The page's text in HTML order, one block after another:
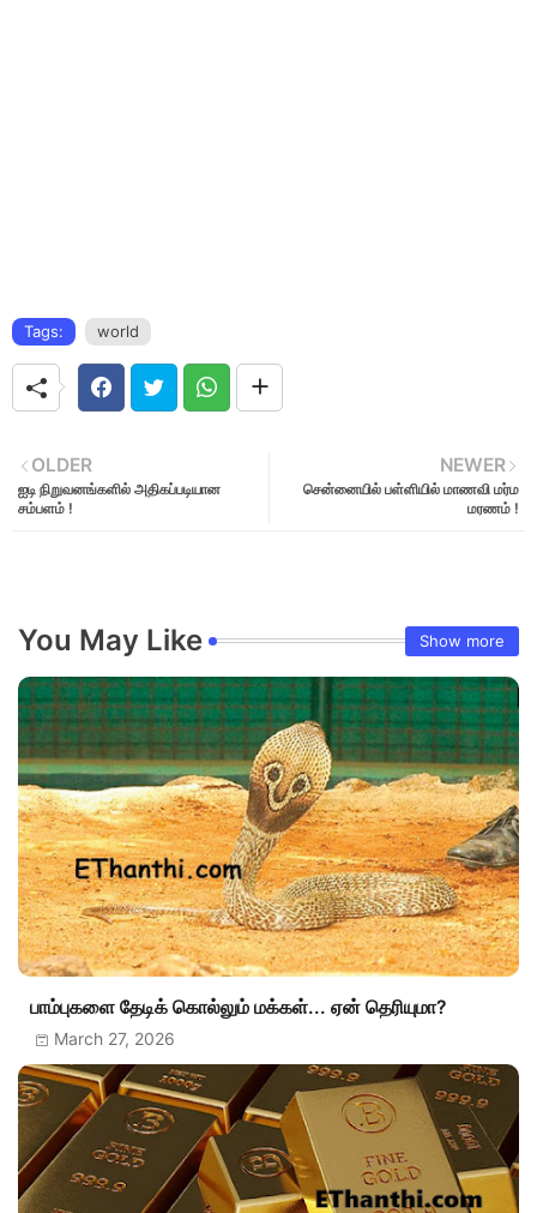
Tags: world
NEWER
சென்னையில் பள்ளியில் மாணவி மர்ம
மரணம் !
OLDER
ஐடி நிறுவனங்களில் அதிகப்படியான
சம்பளம் !
You May Like Show more
பாம்புகளை தேடிக் கொல்லும் மக்கள்... ஏன் தெரியுமா?
March 27, 2026